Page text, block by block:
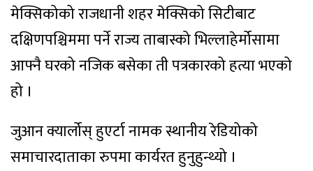
मेक्सिकोको राजधानी शहर मेक्सिको सिटीबाट
दक्षिणपश्चिममा पर्ने राज्य ताबास्को भिल्लाहेर्मोसामा
आफ्नै घरको नजिक बसेका ती पत्रकारको हत्या भएको
हो ।
जुआन क्यार्लोस् हुएर्टा नामक स्थानीय रेडियोको
समाचारदाताका रुपमा कार्यरत हुनुहुन्थ्यो ।